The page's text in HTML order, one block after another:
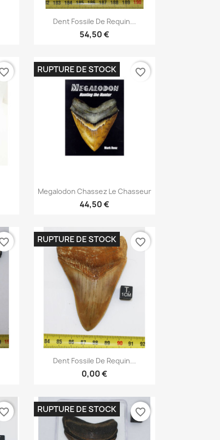
Aperçu rapide
Dent Fossile De Requin...
54,50 €
Aperçu rapide
Megalodon Chassez Le Chasseur
44,50 €
RUPTURE DE STOCK favorite_border
Aperçu rapide
Dent Fossile De Requin...
0,00 €
RUPTURE DE STOCK favorite_border
RUPTURE DE STOCK favorite_border